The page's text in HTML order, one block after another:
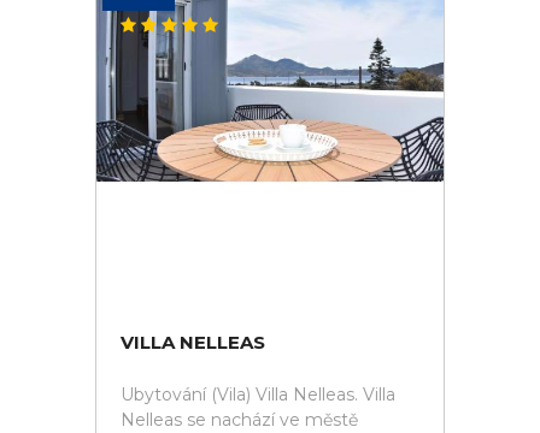
VILLA NELLEAS
Ubytování (Vila) Villa Nelleas. Villa
Nelleas se nachází ve městě